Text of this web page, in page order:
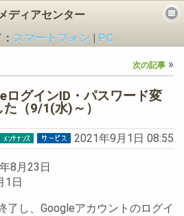
ディアセンター
スマートフォン
PC
次の記事 »
ログインID・パスワード変
（9/1(水)～）
2021年9月1日 08:55
8月23日
1日
了し、Googleアカウントのログイ